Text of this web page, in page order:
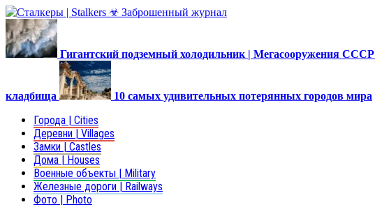
Гигантский подземный холодильник | Мегасооружения СССР
кладбища 10 самых удивительных потерянных городов мира
Города | Cities
Деревни | Villages
Замки | Castles
Дома | Houses
Военные объекты | Military
Железные дороги | Railways
Фото | Photo